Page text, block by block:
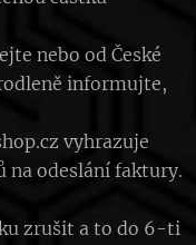
nebo od České
informujte,
vyhrazuje
na odeslání faktury.
zrušit a to do 6-ti